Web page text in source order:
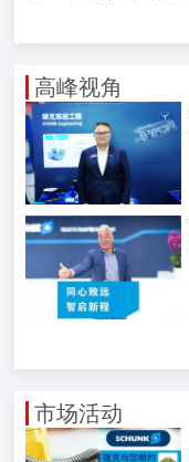
高峰视角
市场活动